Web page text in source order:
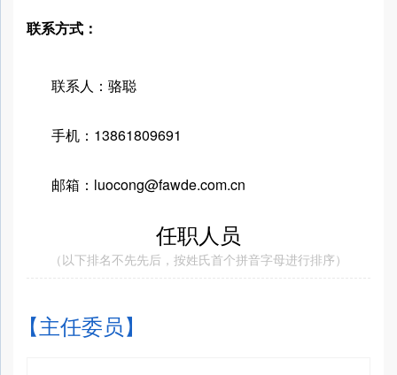
联系方式：
联系人：骆聪
手机：13861809691
邮箱：luocong@fawde.com.cn
任职人员
（以下排名不先先后，按姓氏首个拼音字母进行排序）
【主任委员】